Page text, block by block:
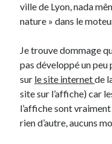
ville de Lyon, nada
nature » dans le
Je trouve dommage
pas développé un peu
sur le site internetde
site sur l’affiche) car
l’affiche sont
rien d’autre, aucuns